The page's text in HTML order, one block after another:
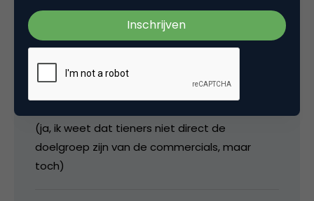
zaal lachten niet. Zij hadden geen idee wie die
twee mannen waren. Tja, zo blijkt maar dat je
hebt voor sommige commercials. Subtiliteit
(ja, ik weet dat tieners niet direct de
doelgroep zijn van de commercials, maar
toch)